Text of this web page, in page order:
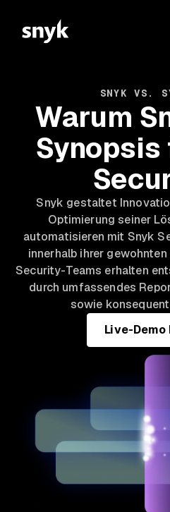
SNYK VS.
Warum
Snyk gestaltet
Optimierung seiner
automatisieren mit Snyk
innerhalb ihrer
Security-Teams erhalten
durch umfassendes
sowie
Live-Demo